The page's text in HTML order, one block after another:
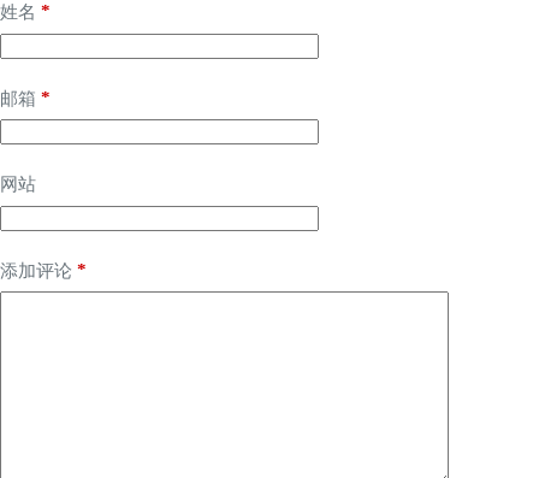
姓名 *
邮箱 *
网站
添加评论 *